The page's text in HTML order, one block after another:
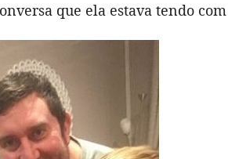
que ela estava tendo